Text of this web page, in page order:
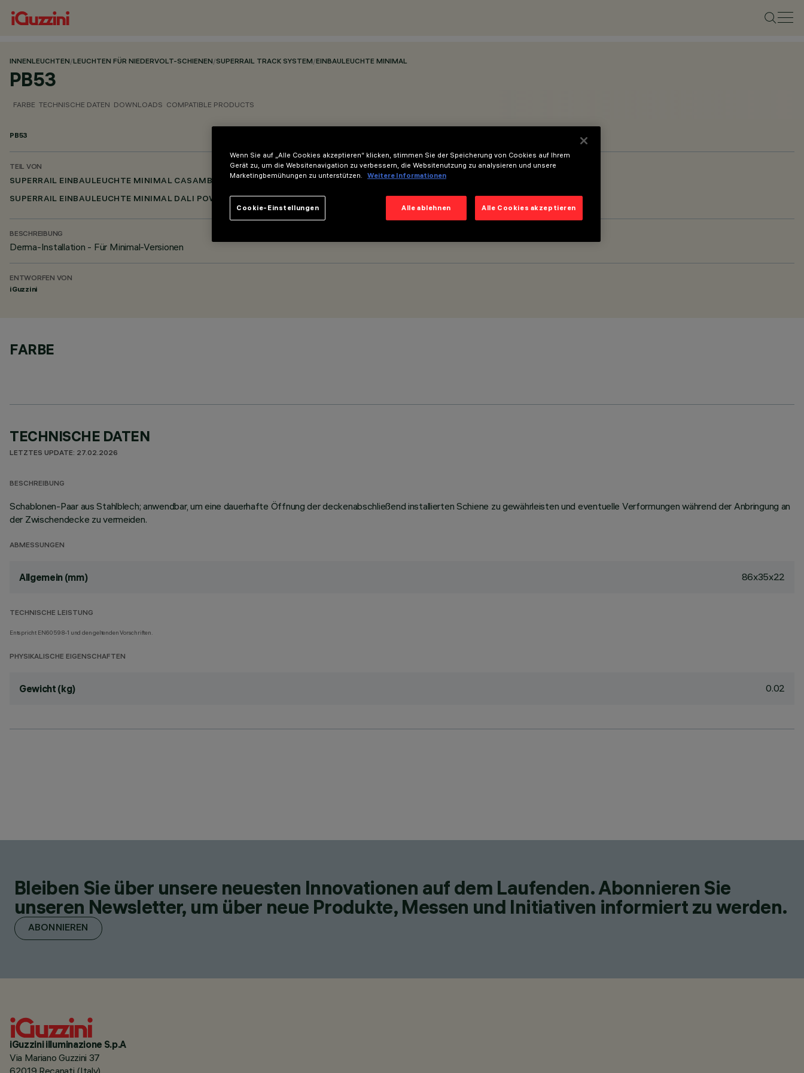
INNENLEUCHTEN/LEUCHTEN FÜR NIEDERVOLT-SCHIENEN/SUPERRAIL TRACK SYSTEM/EINBAULEUCHTE MINIMAL
PB53
FARBE TECHNISCHE DATEN DOWNLOADS COMPATIBLE PRODUCTS
PB53
TEIL VON
SUPERRAIL EINBAULEUCHTE MINIMAL CASAMBI
SUPERRAIL EINBAULEUCHTE MINIMAL DALI POWERLINE
BESCHREIBUNG
Derma-Installation - Für Minimal-Versionen
ENTWORFEN VON
iGuzzini
FARBE
TECHNISCHE DATEN
LETZTES UPDATE: 27.02.2026
BESCHREIBUNG
Schablonen-Paar aus Stahlblech; anwendbar, um eine dauerhafte Öffnung der deckenabschließend installierten Schiene zu gewährleisten und eventuelle Verformungen während der Anbringung an
der Zwischendecke zu vermeiden.
ABMESSUNGEN
Allgemein (mm) 86x35x22
TECHNISCHE LEISTUNG
Entspricht EN60598-1 und den geltenden Vorschriften.
PHYSIKALISCHE EIGENSCHAFTEN
Gewicht (kg) 0.02
Bleiben Sie über unsere neuesten Innovationen auf dem Laufenden. Abonnieren Sie
unseren Newsletter, um über neue Produkte, Messen und Initiativen informiert zu werden.
ABONNIEREN
iGuzzini illuminazione S.p.A
Via Mariano Guzzini 37
62019 Recanati (Italy)
Wenn Sie auf „Alle Cookies akzeptieren“ klicken, stimmen Sie der Speicherung von Cookies auf Ihrem
Gerät zu, um die Websitenavigation zu verbessern, die Websitenutzung zu analysieren und unsere
Marketingbemühungen zu unterstützen.
Weitere Informationen
Alle ablehnen Alle Cookies akzeptieren
Cookie-Einstellungen